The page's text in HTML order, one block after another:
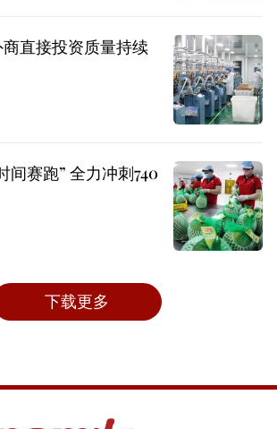
直接投资质量持续
间赛跑” 全力冲刺740
下载更多